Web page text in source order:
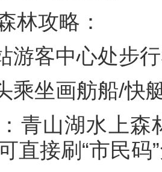
林攻略：
游客中心处步
乘坐画舫船/快
青山湖水上
直接刷“市民码